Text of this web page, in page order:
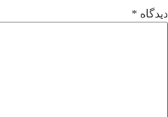
دیدگاه *